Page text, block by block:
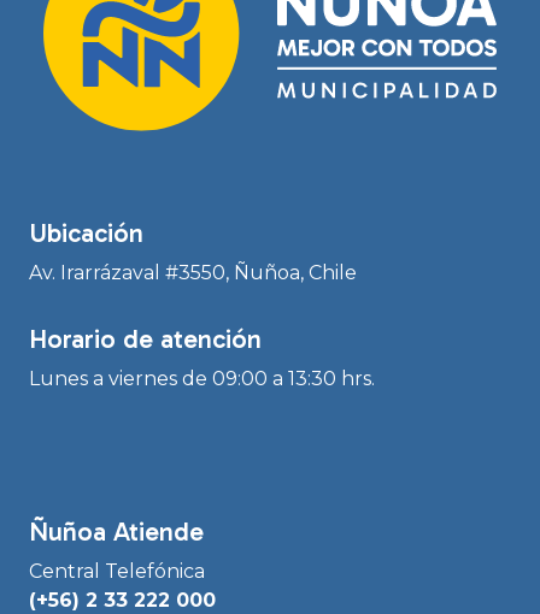
Ubicación
Av. Irarrázaval #3550, Ñuñoa, Chile
Horario de atención
Lunes a viernes de 09:00 a 13:30 hrs.
Ñuñoa Atiende
Central Telefónica
(+56) 2 33 222 000